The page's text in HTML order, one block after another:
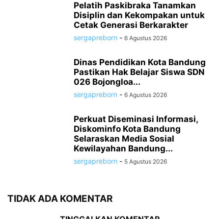
Pelatih Paskibraka Tanamkan
Disiplin dan Kekompakan untuk
Cetak Generasi Berkarakter
sergapreborn - 6 Agustus 2026
Dinas Pendidikan Kota Bandung
Pastikan Hak Belajar Siswa SDN
026 Bojongloa...
sergapreborn - 6 Agustus 2026
Perkuat Diseminasi Informasi,
Diskominfo Kota Bandung
Selaraskan Media Sosial
Kewilayahan Bandung...
sergapreborn - 5 Agustus 2026
TIDAK ADA KOMENTAR